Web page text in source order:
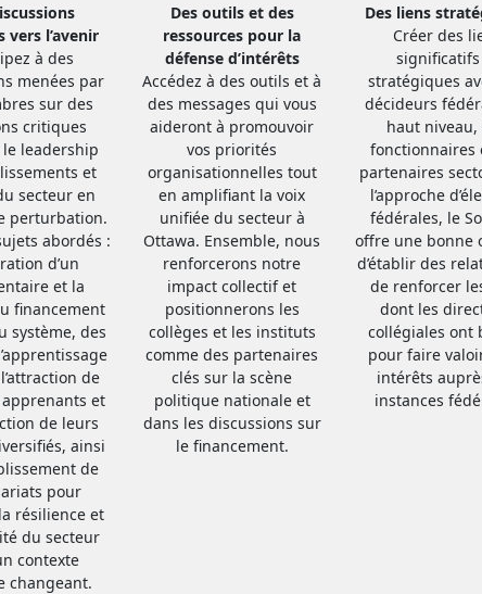
vers l’avenir
à des
menées par
sur des
critiques
leadership
et
secteur en
perturbation.
abordés :
d’un
et la
financement
système, des
de
et
de leurs
ainsi
de
pour
résilience et
du secteur
contexte
changeant.
Des outils et des
ressources pour la
défense d’intérêts
Accédez à des outils et à
des messages qui vous
aideront à promouvoir
vos priorités
organisationnelles tout
en amplifiant la voix
unifiée du secteur à
Ottawa. Ensemble, nous
renforcerons notre
impact collectif et
positionnerons les
collèges et les instituts
comme des partenaires
clés sur la scène
politique nationale et
dans les discussions sur
le financement.
Des liens
Créer des
stratégiques
décideurs
haut niveau,
fonctionnaires
partenaires
l’approche
fédérales, le
offre une bonne
d’établir des
de renforcer
dont les
collégiales ont
pour faire
intérêts
instances